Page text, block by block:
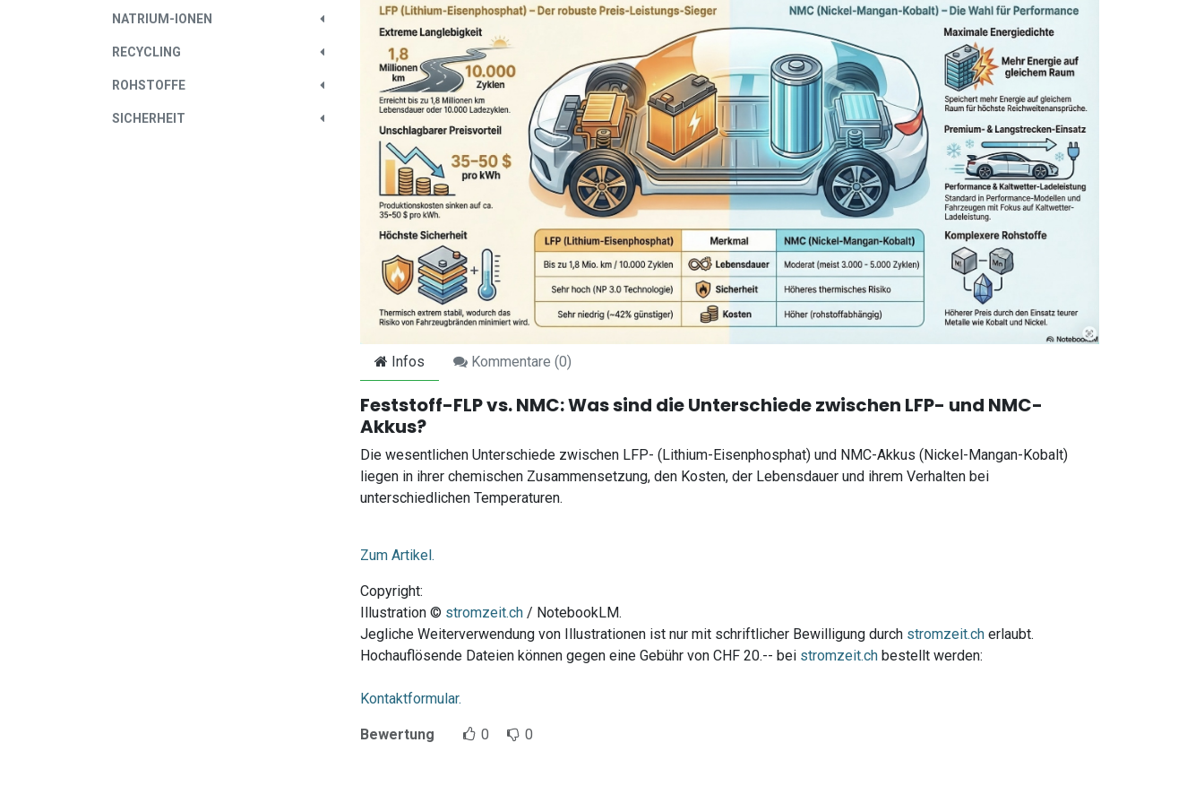
NATRIUM-IONEN
RECYCLING
ROHSTOFFE
SICHERHEIT
Infos Kommentare (0)
Feststoff-FLP vs. NMC: Was sind die Unterschiede zwischen LFP- und NMC-
Akkus?
Die wesentlichen Unterschiede zwischen LFP- (Lithium-Eisenphosphat) und NMC-Akkus (Nickel-Mangan-Kobalt)
liegen in ihrer chemischen Zusammensetzung, den Kosten, der Lebensdauer und ihrem Verhalten bei
unterschiedlichen Temperaturen.
Zum Artikel.
Copyright:
Illustration © stromzeit.ch / NotebookLM.
Jegliche Weiterverwendung von Illustrationen ist nur mit schriftlicher Bewilligung durch stromzeit.ch erlaubt.
Hochauflösende Dateien können gegen eine Gebühr von CHF 20.-- bei stromzeit.ch bestellt werden:
Kontaktformular.
Bewertung 0 0